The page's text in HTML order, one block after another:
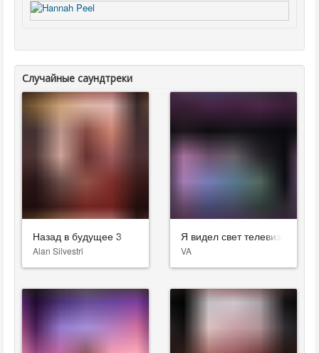
Случайные саундтреки
Назад в будущее 3
Alan Silvestri
Я видел свет телевизора
VA